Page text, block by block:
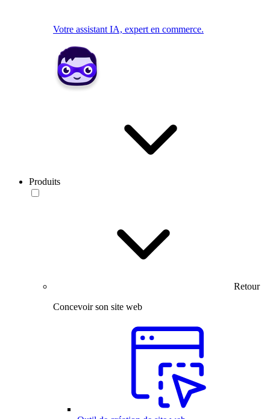
Votre assistant IA, expert en commerce.
Produits
Retour
Concevoir son site web